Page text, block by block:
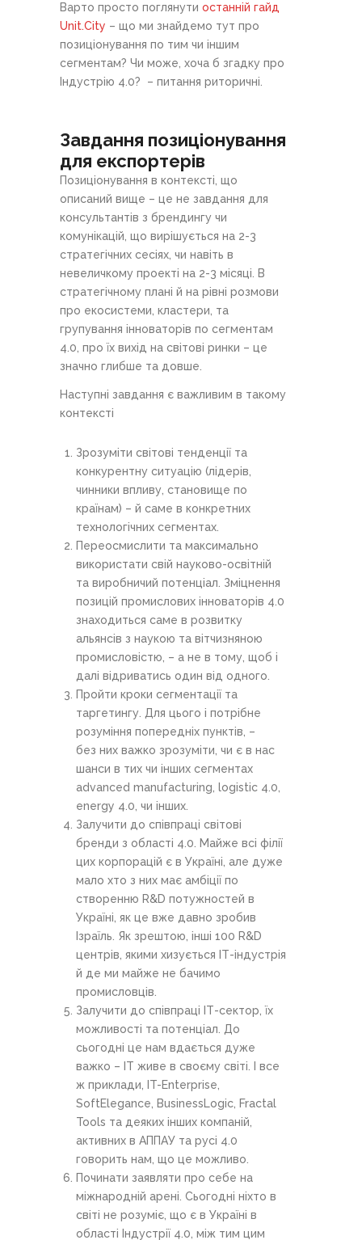
Варто просто поглянути останній гайд
Unit.City – що ми знайдемо тут про
позиціонування по тим чи іншим
сегментам? Чи може, хоча б згадку про
Індустрію 4.0? – питання риторичні.
Завдання позиціонування
для експортерів
Позиціонування в контексті, що
описаний вище – це не завдання для
консультантів з брендингу чи
комунікацій, що вирішується на 2-3
стратегічних сесіях, чи навіть в
невеличкому проекті на 2-3 місяці. В
стратегічному плані й на рівні розмови
про екосистеми, кластери, та
групування інноваторів по сегментам
4.0, про їх вихід на світові ринки – це
значно глибше та довше.
Наступні завдання є важливим в такому
контексті
Зрозуміти світові тенденції та
конкурентну ситуацію (лідерів,
чинники впливу, становище по
країнам) – й саме в конкретних
технологічних сегментах.
Переосмислити та максимально
використати свій науково-освітній
та виробничий потенціал. Зміцнення
позицій промислових інноваторів 4.0
знаходиться саме в розвитку
альянсів з наукою та вітчизняною
промисловістю, – а не в тому, щоб і
далі відриватись один від одного.
Пройти кроки сегментації та
таргетингу. Для цього і потрібне
розуміння попередніх пунктів, –
без них важко зрозуміти, чи є в нас
шанси в тих чи інших сегментах
advanced manufacturing, logistic 4.0,
energy 4.0, чи інших.
Залучити до співпраці світові
бренди з області 4.0. Майже всі філії
цих корпорацій є в Україні, але дуже
мало хто з них має амбіції по
створенню R&D потужностей в
Україні, як це вже давно зробив
Ізраїль. Як зрештою, інші 100 R&D
центрів, якими хизується ІТ-індустрія
й де ми майже не бачимо
промисловців.
Залучити до співпраці ІТ-сектор, їх
можливості та потенціал. До
сьогодні це нам вдається дуже
важко – ІТ живе в своєму світі. І все
ж приклади, IT-Enterprise,
SoftElegance, BusinessLogic, Fractal
Tools та деяких інших компаній,
активних в АППАУ та русі 4.0
говорить нам, що це можливо.
Починати заявляти про себе на
міжнародній арені. Сьогодні ніхто в
світі не розуміє, що є в Україні в
області Індустрії 4.0, між тим цим